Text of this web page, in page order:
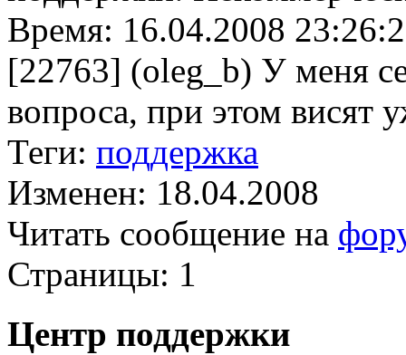
Время: 16.04.2008
[22763] (oleg_b) У меня
вопроса, при этом висят
Теги: поддержка
Изменен: 18.04.2008
Читать сообщение на
Страницы: 1
Центр поддержки